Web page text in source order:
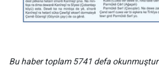
Bu haber toplam 5741 defa okunmuştur